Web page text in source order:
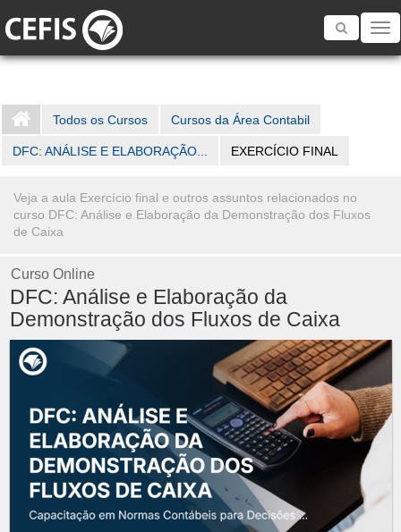
Toggle
Todos os Cursos Cursos da Área Contabil
DFC: ANÁLISE E ELABORAÇÃO... EXERCÍCIO FINAL
Veja a aula Exercício final e outros assuntos relacionados no
curso DFC: Análise e Elaboração da Demonstração dos Fluxos
de Caixa
Curso Online
DFC: Análise e Elaboração da
Demonstração dos Fluxos de Caixa